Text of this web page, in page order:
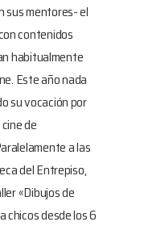
sus mentores- el
contenidos
habitualmente
Este año nada
su vocación por
de
a las
del Entrepiso,
«Dibujos de
chicos desde los 6